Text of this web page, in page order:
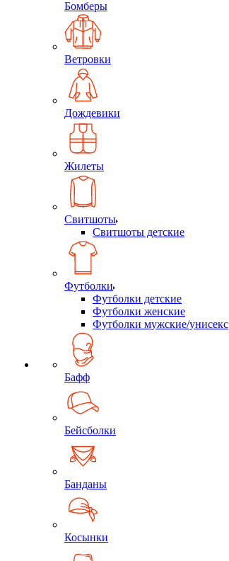
Бомберы
Ветровки
Дождевики
Жилеты
Свитшоты
Свитшоты детские
Футболки
Футболки детские
Футболки женские
Футболки мужские/унисекс
Бафф
Бейсболки
Банданы
Косынки